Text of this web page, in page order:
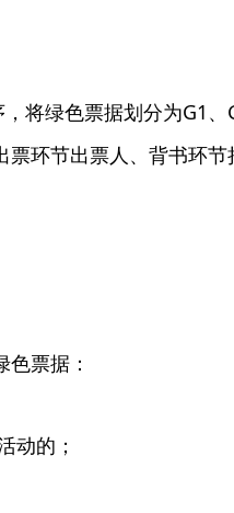
将绿色票据划分为G1
环节出票人、背书环
票据：
动的；